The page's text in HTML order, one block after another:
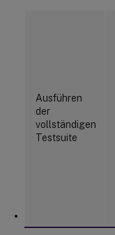
Ausführen
der
vollständigen
Testsuite